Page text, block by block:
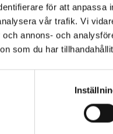
för att anpassa
vår trafik. Vi
annons- och
som du har